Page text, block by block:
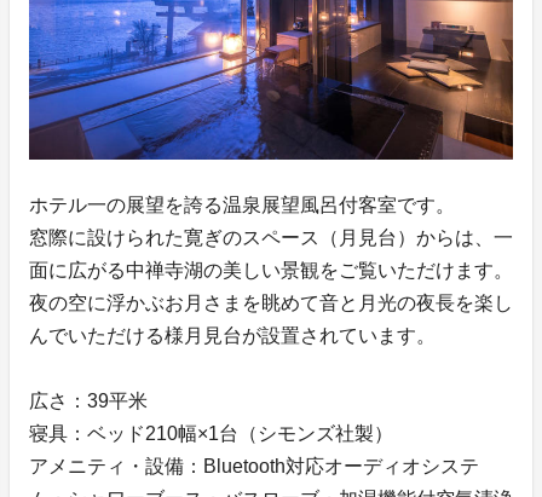
ホテル一の展望を誇る温泉展望風呂付客室です。
窓際に設けられた寛ぎのスペース（月見台）からは、一
面に広がる中禅寺湖の美しい景観をご覧いただけます。
夜の空に浮かぶお月さまを眺めて音と月光の夜長を楽し
んでいただける様月見台が設置されています。
広さ：39平米
寝具：ベッド210幅×1台（シモンズ社製）
アメニティ・設備：Bluetooth対応オーディオシステ